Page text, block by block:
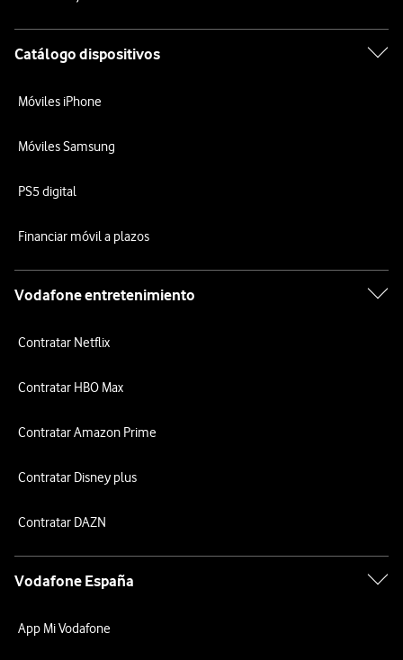
Catálogo dispositivos
Móviles iPhone
Móviles Samsung
PS5 digital
Financiar móvil a plazos
Vodafone entretenimiento
Contratar Netflix
Contratar HBO Max
Contratar Amazon Prime
Contratar Disney plus
Contratar DAZN
Vodafone España
App Mi Vodafone